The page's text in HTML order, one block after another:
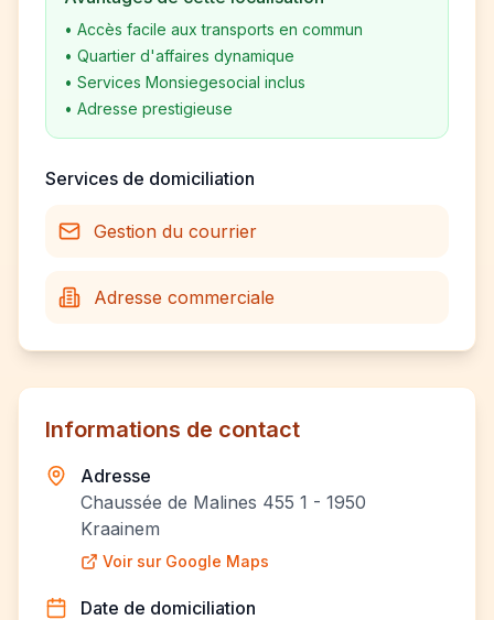
• Accès facile aux transports en commun
• Quartier d'affaires dynamique
• Services Monsiegesocial inclus
• Adresse prestigieuse
Services de domiciliation
Gestion du courrier
Adresse commerciale
Informations de contact
Adresse
Chaussée de Malines 455 1 - 1950
Kraainem
Voir sur Google Maps
Date de domiciliation